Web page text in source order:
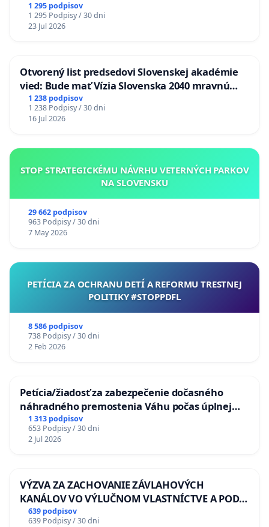
1 295 podpisov
1 295 Podpisy / 30 dni
23 Jul 2026
Otvorený list predsedovi Slovenskej akadémie
vied: Bude mať Vízia Slovenska 2040 mravnú
chrbticu?
1 238 podpisov
1 238 Podpisy / 30 dni
16 Jul 2026
STOP STRATEGICKÉMU NÁVRHU VETERNÝCH PARKOV
NA SLOVENSKU
29 662 podpisov
963 Podpisy / 30 dni
7 May 2026
PETÍCIA ZA OCHRANU DETÍ A REFORMU TRESTNEJ
POLITIKY #STOPPDFL
8 586 podpisov
738 Podpisy / 30 dni
2 Feb 2026
Petícia/žiadosť za zabezpečenie dočasného
náhradného premostenia Váhu počas úplnej
uzávery Vážskeho mosta v Komárne
1 313 podpisov
653 Podpisy / 30 dni
2 Jul 2026
VÝZVA ZA ZACHOVANIE ZÁVLAHOVÝCH
KANÁLOV VO VÝLUČNOM VLASTNÍCTVE A POD
KONTROLOU SLOVENSKEJ REPUBLIKY & žiadosť
639 podpisov
639 Podpisy / 30 dni